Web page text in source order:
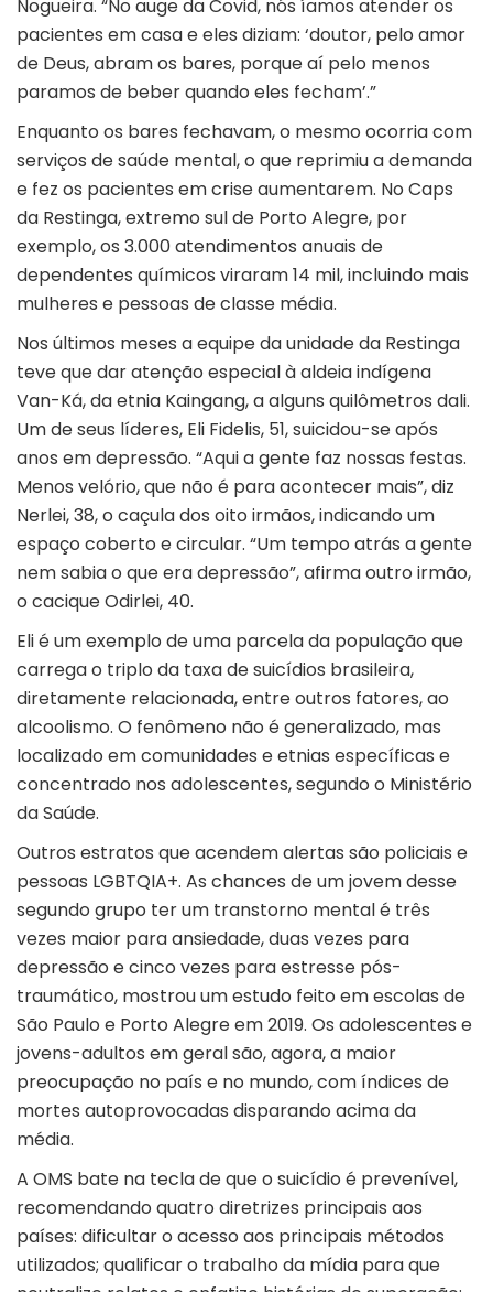
Nogueira. “No auge da Covid, nós íamos atender os
pacientes em casa e eles diziam: ‘doutor, pelo amor
de Deus, abram os bares, porque aí pelo menos
paramos de beber quando eles fecham’.”
Enquanto os bares fechavam, o mesmo ocorria com
serviços de saúde mental, o que reprimiu a demanda
e fez os pacientes em crise aumentarem. No Caps
da Restinga, extremo sul de Porto Alegre, por
exemplo, os 3.000 atendimentos anuais de
dependentes químicos viraram 14 mil, incluindo mais
mulheres e pessoas de classe média.
Nos últimos meses a equipe da unidade da Restinga
teve que dar atenção especial à aldeia indígena
Van-Ká, da etnia Kaingang, a alguns quilômetros dali.
Um de seus líderes, Eli Fidelis, 51, suicidou-se após
anos em depressão. “Aqui a gente faz nossas festas.
Menos velório, que não é para acontecer mais”, diz
Nerlei, 38, o caçula dos oito irmãos, indicando um
espaço coberto e circular. “Um tempo atrás a gente
nem sabia o que era depressão”, afirma outro irmão,
o cacique Odirlei, 40.
Eli é um exemplo de uma parcela da população que
carrega o triplo da taxa de suicídios brasileira,
diretamente relacionada, entre outros fatores, ao
alcoolismo. O fenômeno não é generalizado, mas
localizado em comunidades e etnias específicas e
concentrado nos adolescentes, segundo o Ministério
da Saúde.
Outros estratos que acendem alertas são policiais e
pessoas LGBTQIA+. As chances de um jovem desse
segundo grupo ter um transtorno mental é três
vezes maior para ansiedade, duas vezes para
depressão e cinco vezes para estresse pós-
traumático, mostrou um estudo feito em escolas de
São Paulo e Porto Alegre em 2019. Os adolescentes e
jovens-adultos em geral são, agora, a maior
preocupação no país e no mundo, com índices de
mortes autoprovocadas disparando acima da
média.
A OMS bate na tecla de que o suicídio é prevenível,
recomendando quatro diretrizes principais aos
países: dificultar o acesso aos principais métodos
utilizados; qualificar o trabalho da mídia para que